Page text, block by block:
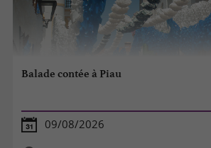
Balade contée à Piau
09/08/2026